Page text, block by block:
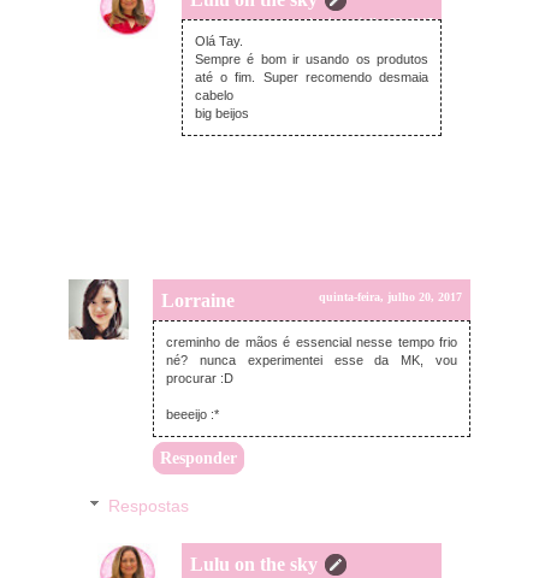
domingo, julho 23, 2017
Olá Tay.
Sempre é bom ir usando os produtos
até o fim. Super recomendo desmaia
cabelo
big beijos
Lorraine quinta-feira, julho 20, 2017
creminho de mãos é essencial nesse tempo frio
né? nunca experimentei esse da MK, vou
procurar :D
beeeijo :*
Responder
Respostas
Lulu on the sky